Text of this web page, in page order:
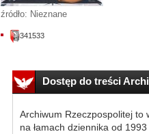
źródło: Nieznane
341533
Dostęp do treści
Archiwum Rzeczpospolitej to
na łamach dziennika od